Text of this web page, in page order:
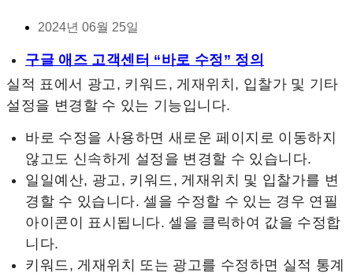
2024년 06월 25일
구글 애즈 고객센터 “바로 수정” 정의
실적 표에서 광고, 키워드, 게재위치, 입찰가 및 기타
설정을 변경할 수 있는 기능입니다.
바로 수정을 사용하면 새로운 페이지로 이동하지
않고도 신속하게 설정을 변경할 수 있습니다.
일일예산, 광고, 키워드, 게재위치 및 입찰가를 변
경할 수 있습니다. 셀을 수정할 수 있는 경우 연필
아이콘이 표시됩니다. 셀을 클릭하여 값을 수정합
니다.
키워드, 게재위치 또는 광고를 수정하면 실적 통계